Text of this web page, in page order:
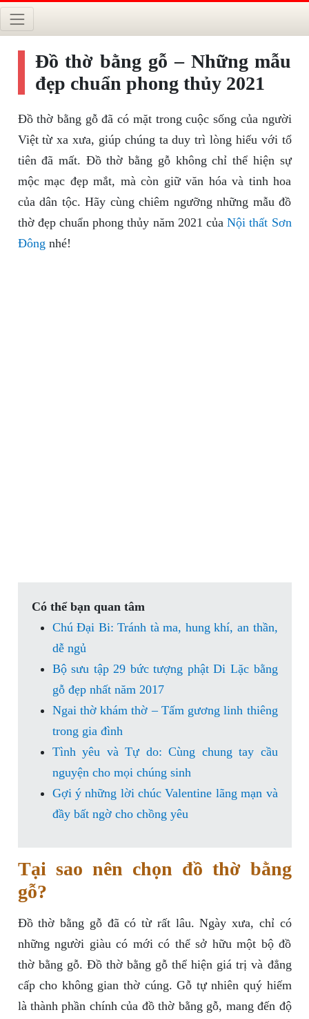
Đồ thờ bằng gỗ – Những mẫu
đẹp chuẩn phong thủy 2021
Đồ thờ bằng gỗ đã có mặt trong cuộc sống của người
Việt từ xa xưa, giúp chúng ta duy trì lòng hiếu với tổ
tiên đã mất. Đồ thờ bằng gỗ không chỉ thể hiện sự
mộc mạc đẹp mắt, mà còn giữ văn hóa và tinh hoa
của dân tộc. Hãy cùng chiêm ngưỡng những mẫu đồ
thờ đẹp chuẩn phong thủy năm 2021 củaNội thất Sơn
Đông nhé!
Có thể bạn quan tâm
Chú Đại Bi: Tránh tà ma, hung khí, an thần,
dễ ngủ
Bộ sưu tập 29 bức tượng phật Di Lặc bằng
gỗ đẹp nhất năm 2017
Ngai thờ khám thờ – Tấm gương linh thiêng
trong gia đình
Tình yêu và Tự do: Cùng chung tay cầu
nguyện cho mọi chúng sinh
Gợi ý những lời chúc Valentine lãng mạn và
đầy bất ngờ cho chồng yêu
Tại sao nên chọn đồ thờ bằng
gỗ?
Đồ thờ bằng gỗ đã có từ rất lâu. Ngày xưa, chỉ có
những người giàu có mới có thể sở hữu một bộ đồ
thờ bằng gỗ. Đồ thờ bằng gỗ thể hiện giá trị và đẳng
cấp cho không gian thờ cúng. Gỗ tự nhiên quý hiếm
là thành phần chính của đồ thờ bằng gỗ, mang đến độ